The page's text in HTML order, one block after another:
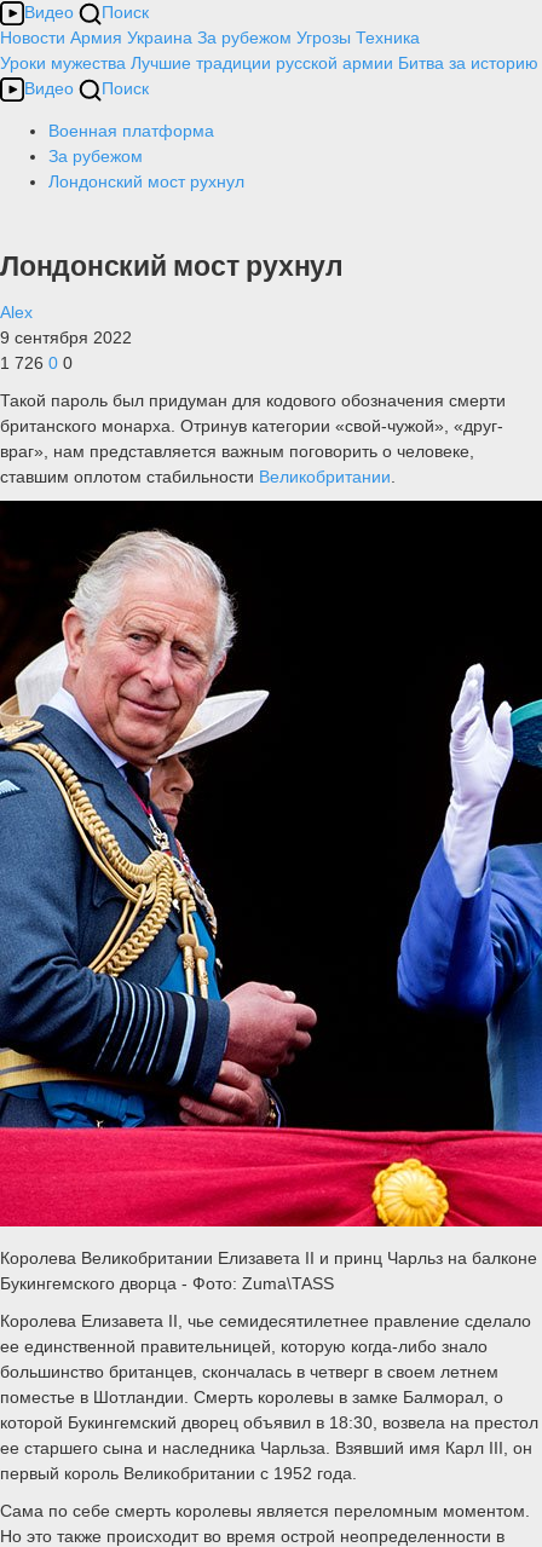
Видео
Поиск
Новости Армия Украина За рубежом Угрозы Техника
Уроки мужества Лучшие традиции русской армии Битва за историю
Видео
Поиск
Военная платформа
За рубежом
Лондонский мост рухнул
Лондонский мост рухнул
Alex
9 сентября 2022
1 726 0 0
Такой пароль был придуман для кодового обозначения смерти
британского монарха. Отринув категории «свой-чужой», «друг-
враг», нам представляется важным поговорить о человеке,
ставшим оплотом стабильности Великобритании
Королева Великобритании Елизавета II и принц Чарльз на балконе
Букингемского дворца - Фото: Zuma\TASS
Королева Елизавета II, чье семидесятилетнее правление сделало
ее единственной правительницей, которую когда-либо знало
большинство британцев, скончалась в четверг в своем летнем
поместье в Шотландии. Смерть королевы в замке Балморал, о
которой Букингемский дворец объявил в 18:30, возвела на престол
ее старшего сына и наследника Чарльза. Взявший имя Карл III, он
первый король Великобритании с 1952 года.
Сама по себе смерть королевы является переломным моментом.
Но это также происходит во время острой неопределенности в